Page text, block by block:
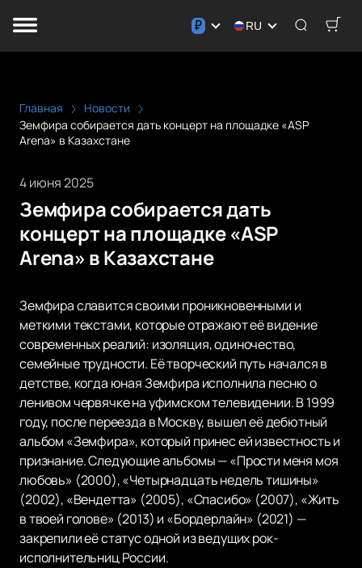
₽ RU
Главная
Новости
Земфира собирается дать концерт на площадке «ASP
Arena» в Казахстане
4 июня 2025
Земфира собирается дать
концерт на площадке «ASP
Arena» в Казахстане
Земфира славится своими проникновенными и
меткими текстами, которые отражают её видение
современных реалий: изоляция, одиночество,
семейные трудности. Её творческий путь начался в
детстве, когда юная Земфира исполнила песню о
ленивом червячке на уфимском телевидении. В 1999
году, после переезда в Москву, вышел её дебютный
альбом «Земфира», который принес ей известность и
признание. Следующие альбомы — «Прости меня моя
любовь» (2000), «Четырнадцать недель тишины»
(2002), «Вендетта» (2005), «Спасибо» (2007), «Жить
в твоей голове» (2013) и «Бордерлайн» (2021) —
закрепили её статус одной из ведущих рок-
исполнительниц России.